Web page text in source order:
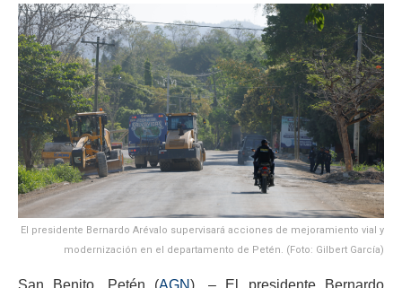
El presidente Bernardo Arévalo supervisará acciones de mejoramiento vial y
modernización en el departamento de Petén. (Foto: Gilbert García)
San Benito, Petén (AGN). – El presidente Bernardo